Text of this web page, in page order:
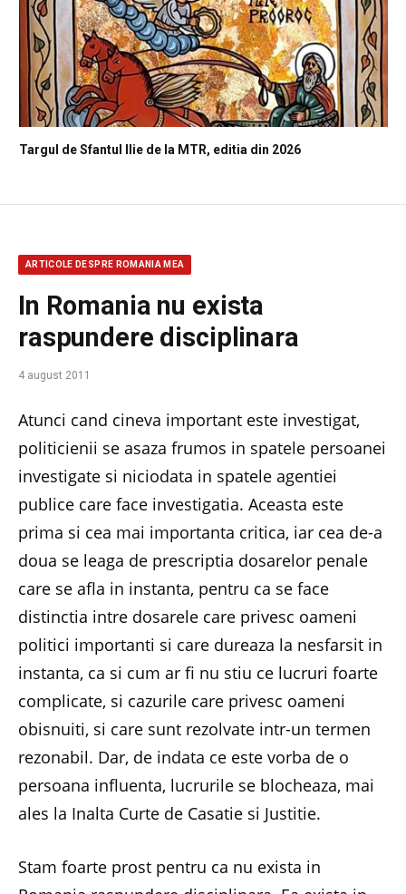
Targul de Sfantul Ilie de la MTR, editia din 2026
ARTICOLE DESPRE ROMANIA MEA
In Romania nu exista
raspundere disciplinara
4 august 2011
Atunci cand cineva important este investigat,
politicienii se asaza frumos in spatele persoanei
investigate si niciodata in spatele agentiei
publice care face investigatia. Aceasta este
prima si cea mai importanta critica, iar cea de-a
doua se leaga de prescriptia dosarelor penale
care se afla in instanta, pentru ca se face
distinctia intre dosarele care privesc oameni
politici importanti si care dureaza la nesfarsit in
instanta, ca si cum ar fi nu stiu ce lucruri foarte
complicate, si cazurile care privesc oameni
obisnuiti, si care sunt rezolvate intr-un termen
rezonabil. Dar, de indata ce este vorba de o
persoana influenta, lucrurile se blocheaza, mai
ales la Inalta Curte de Casatie si Justitie.
Stam foarte prost pentru ca nu exista in